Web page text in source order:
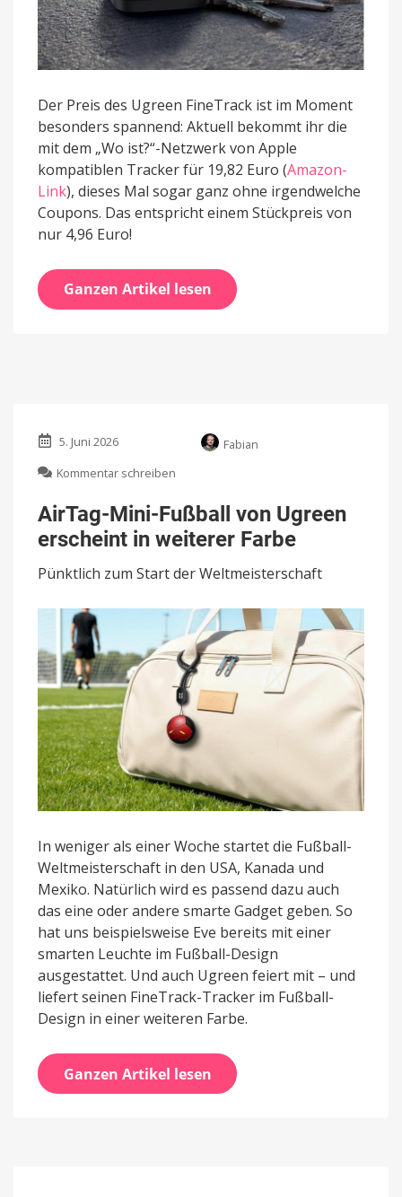
Der Preis des Ugreen FineTrack ist im Moment
besonders spannend: Aktuell bekommt ihr die
mit dem „Wo ist?“-Netzwerk von Apple
kompatiblen Tracker für 19,82 Euro (Amazon-
Link), dieses Mal sogar ganz ohne irgendwelche
Coupons. Das entspricht einem Stückpreis von
nur 4,96 Euro!
Ganzen Artikel lesen
5. Juni 2026
Fabian
Kommentar schreiben
Mini-
Fußball
von
erscheint
weiterer
Farbe
AirTag-Mini-Fußball von Ugreen
erscheint in weiterer Farbe
Pünktlich zum Start der Weltmeisterschaft
In weniger als einer Woche startet die Fußball-
Weltmeisterschaft in den USA, Kanada und
Mexiko. Natürlich wird es passend dazu auch
das eine oder andere smarte Gadget geben. So
hat uns beispielsweise Eve bereits mit einer
smarten Leuchte im Fußball-Design
ausgestattet. Und auch Ugreen feiert mit – und
liefert seinen FineTrack-Tracker im Fußball-
Design in einer weiteren Farbe.
Ganzen Artikel lesen